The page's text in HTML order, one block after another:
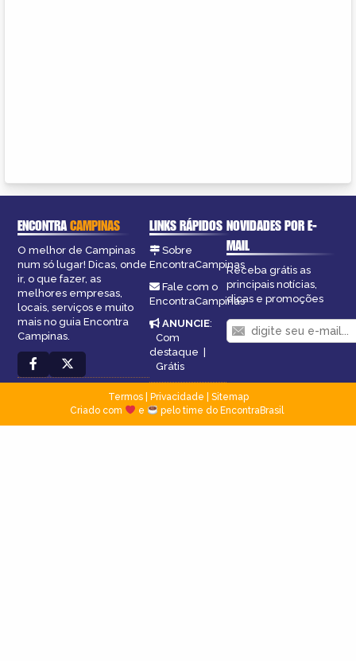
ENCONTRACAMPINAS
O melhor de Campinas
num só lugar! Dicas, onde
ir, o que fazer, as
melhores empresas,
locais, serviços e muito
mais no guia Encontra
Campinas.
LINKS RÁPIDOS
Sobre
EncontraCampinas
Fale com o
EncontraCampinas
ANUNCIE:
Com
destaque
Grátis
NOVIDADES POR E-
MAIL
Receba grátis as
principais notícias,
dicas e promoções
Termos| Privacidade
Sitemap
Criado com
e pelo time do EncontraBrasil